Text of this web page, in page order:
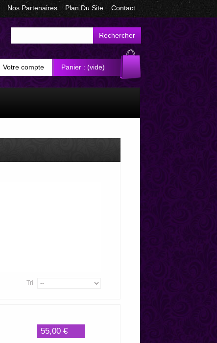
Nos Partenaires Plan Du Site Contact
Rechercher
Votre compte Panier : (vide)
Tri
55,00 €